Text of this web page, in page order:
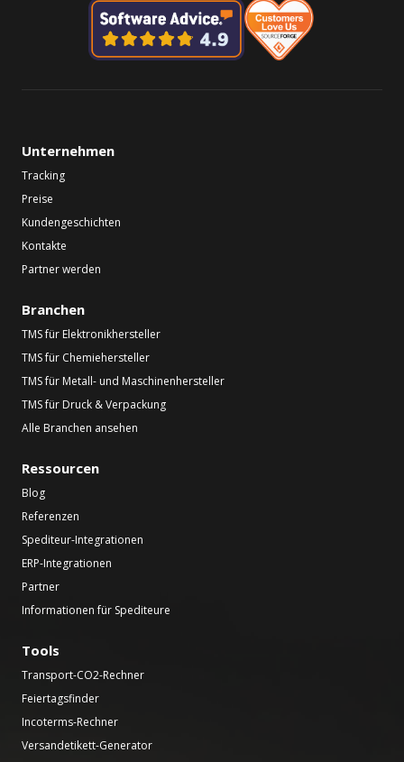
Unternehmen
Tracking
Preise
Kundengeschichten
Kontakte
Partner werden
Branchen
TMS für Elektronikhersteller
TMS für Chemiehersteller
TMS für Metall- und Maschinenhersteller
TMS für Druck & Verpackung
Alle Branchen ansehen
Ressourcen
Blog
Referenzen
Spediteur-Integrationen
ERP-Integrationen
Partner
Informationen für Spediteure
Tools
Transport-CO2-Rechner
Feiertagsfinder
Incoterms-Rechner
Versandetikett-Generator